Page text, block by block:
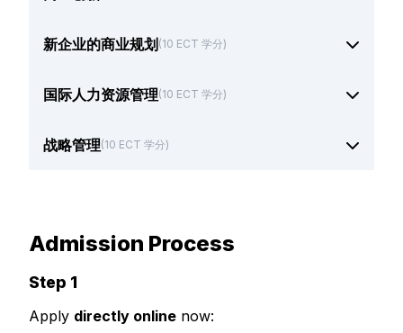
新企业的商业规划 (10 ECT 学分)
国际人力资源管理(10 ECT 学分)
战略管理(10 ECT 学分)
Admission Process
Step 1
Apply directly online now: